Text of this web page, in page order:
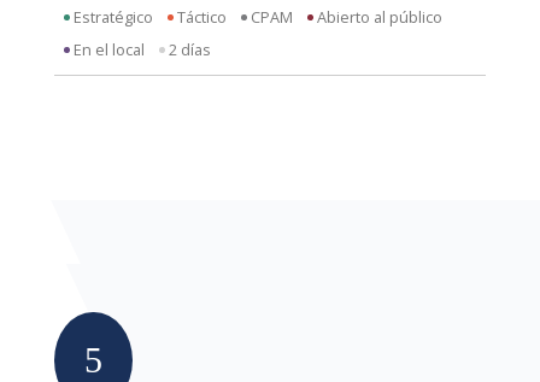
Estratégico Táctico CPAM
Abierto al público
En el local
2 días
5